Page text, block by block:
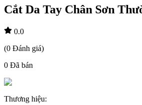
Cắt Da Tay Chân Sơn
0.0
(0 Đánh giá)
0 Đã bán
Thương hiệu: